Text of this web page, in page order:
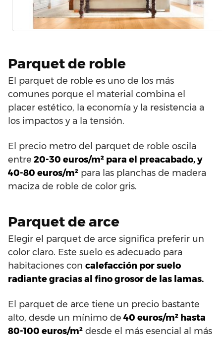
Parquet de roble
El parquet de roble es uno de los más
comunes porque el material combina el
placer estético, la economía y la resistencia a
los impactos y a la tensión.
El precio metro del parquet de roble oscila
entre 20-30 euros/m² para el preacabado, y
40-80 euros/m² para las planchas de madera
maciza de roble de color gris.
Parquet de arce
Elegir el parquet de arce significa preferir un
color claro. Este suelo es adecuado para
habitaciones con calefacción por suelo
radiante gracias al fino grosor de las lamas.
El parquet de arce tiene un precio bastante
alto, desde un mínimo de 40 euros/m² hasta
80-100 euros/m² desde el más esencial al más